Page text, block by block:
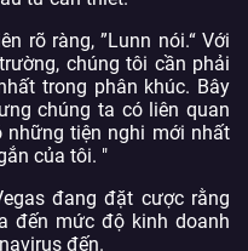
rõ ràng, ”Lunn nói.“ Với
chúng tôi cần phải
trong phân khúc. Bây
chúng ta có liên quan
những tiện nghi mới nhất
của tôi. "
đang đặt cược rằng
đến mức độ kinh doanh
đến.